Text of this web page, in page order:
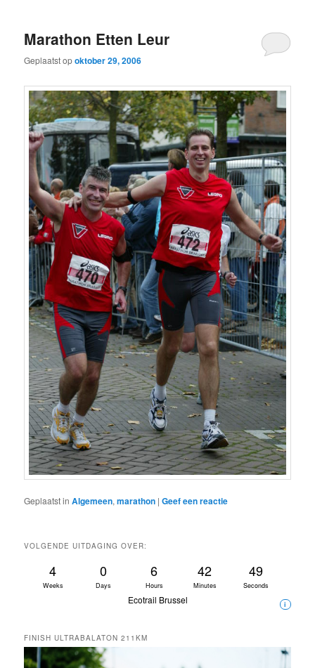
Marathon Etten Leur
Geplaatst opoktober 29, 2006
Geplaatst in Algemeen,marathon |Geef een reactie
VOLGENDE UITDAGING OVER:
4
Weeks
0
Days
6
Hours
42
Minutes
49
Seconds
Ecotrail Brussel i
FINISH ULTRABALATON 211KM